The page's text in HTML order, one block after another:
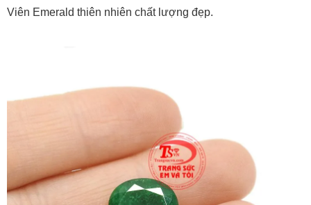
Viên Emerald thiên nhiên chất lượng đẹp.